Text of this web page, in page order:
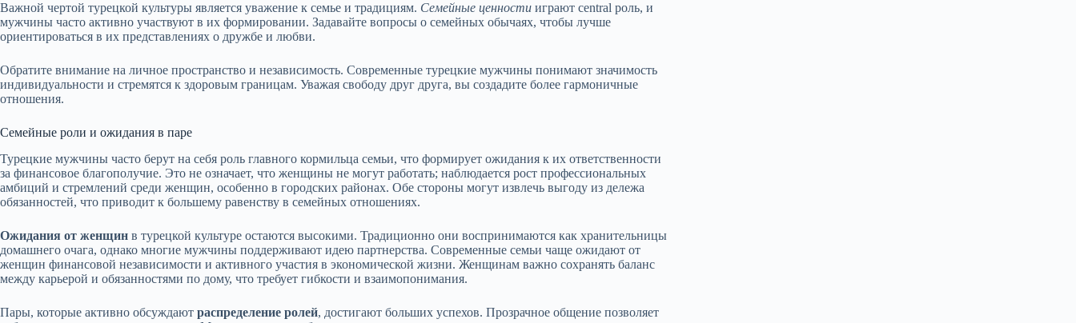
Важной чертой турецкой культуры является уважение к семье и традициям. Семейные ценности играют central роль, и
мужчины часто активно участвуют в их формировании. Задавайте вопросы о семейных обычаях, чтобы лучше
ориентироваться в их представлениях о дружбе и любви.
Обратите внимание на личное пространство и независимость. Современные турецкие мужчины понимают значимость
индивидуальности и стремятся к здоровым границам. Уважая свободу друг друга, вы создадите более гармоничные
отношения.
Семейные роли и ожидания в паре
Турецкие мужчины часто берут на себя роль главного кормильца семьи, что формирует ожидания к их ответственности
за финансовое благополучие. Это не означает, что женщины не могут работать; наблюдается рост профессиональных
амбиций и стремлений среди женщин, особенно в городских районах. Обе стороны могут извлечь выгоду из дележа
обязанностей, что приводит к большему равенству в семейных отношениях.
Ожидания от женщин в турецкой культуре остаются высокими. Традиционно они воспринимаются как хранительницы
домашнего очага, однако многие мужчины поддерживают идею партнерства. Современные семьи чаще ожидают от
женщин финансовой независимости и активного участия в экономической жизни. Женщинам важно сохранять баланс
между карьерой и обязанностями по дому, что требует гибкости и взаимопонимания.
Пары, которые активно обсуждают распределение ролей, достигают больших успехов. Прозрачное общение позволяет